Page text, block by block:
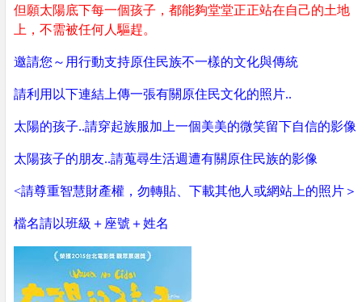
但願太陽底下每一個孩子，都能夠堂堂正正站在自己的土地
上，不需被任何人驅趕。
邀請您～用行動支持原住民族不一樣的文化與傳統
請利用以下連結上傳一張有關原住民文化的照片..
太陽的孩子..請穿起族服加上一個美美的微笑留下自信的影像
太陽孩子的朋友..請蒐尋生活週遭有關原住民族的影像
<請尊重智慧財產權，勿轉貼、下載其他人或網站上的照片＞
檔名請以班級＋座號＋姓名